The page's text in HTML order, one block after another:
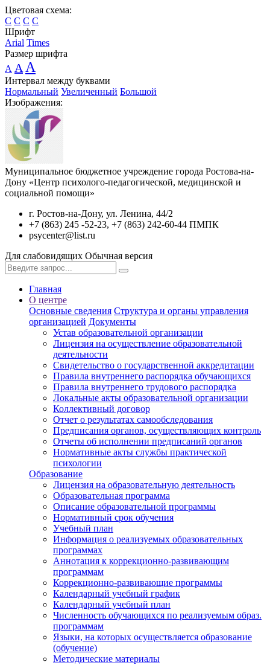
Цветовая схема:
C C C C
Шрифт
Arial Times
Размер шрифта
A A A
Интервал между буквами
Нормальный Увеличенный Большой
Изображения:
Муниципальное бюджетное учреждение города Ростова-на-
Дону «Центр психолого-педагогической, медицинской и
социальной помощи»
г. Ростов-на-Дону, ул. Ленина, 44/2
+7 (863) 245 -52-23, +7 (863) 242-60-44 ПМПК
psycenter@list.ru
Для слабовидящих Обычная версия
Главная
О центре
Основные сведения Структура и органы управления
организацией Документы
Устав образовательной организации
Лицензия на осуществление образовательной
деятельности
Свидетельство о государственной аккредитации
Правила внутреннего распорядка обучающихся
Правила внутреннего трудового распорядка
Локальные акты образовательной организации
Коллективный договор
Отчет о результатах самообследования
Предписания органов, осуществляющих контроль
Отчеты об исполнении предписаний органов
Нормативные акты службы практической
психологии
Образование
Лицензия на образовательную деятельность
Образовательная программа
Описание образовательной программы
Нормативный срок обучения
Учебный план
Информация о реализуемых образовательных
программах
Аннотация к коррекционно-развивающим
программам
Коррекционно-развивающие программы
Календарный учебный график
Календарный учебный план
Численность обучающихся по реализуемым образ.
программам
Языки, на которых осуществляется образование
(обучение)
Методические материалы